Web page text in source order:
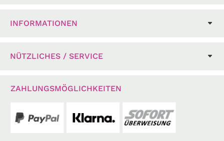
INFORMATIONEN
NÜTZLICHES / SERVICE
ZAHLUNGSMÖGLICHKEITEN